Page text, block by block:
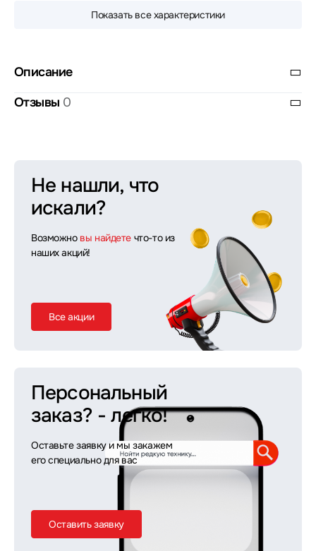
Показать все характеристики
Описание
Отзывы 0
Не нашли, что
искали?
Возможно вы найдете что-то из
наших акций!
Все акции
Персональный
заказ? - легко!
Оставьте заявку и мы закажем
его специально для вас
Оставить заявку